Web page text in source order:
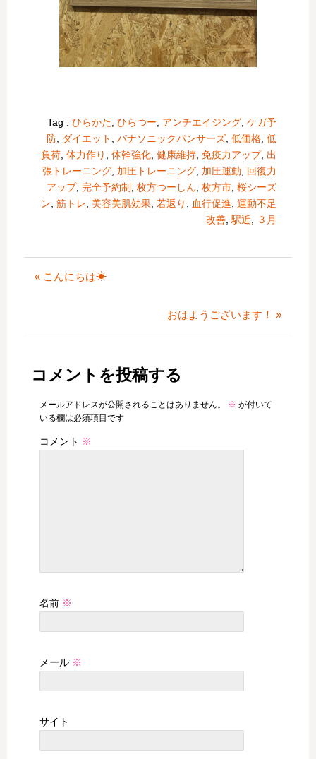
Tag : ひらかた ひらつー アンチエイジング ケガ予
防
ダイエット パナソニックパンサーズ 低価格 低
負荷 体力作り 体幹強化 健康維持 免疫力アップ, 出
張トレーニング 加圧トレーニング 加圧運動
回復力
アップ, 完全予約制 枚方つーしん 枚方市 桜シーズ
ン 筋トレ 美容美肌効果 若返り 血行促進 運動不足
改善 駅近 ３月
« こんにちは☀
おはようございます！ »
コメントを投稿する
メールアドレスが公開されることはありません。 ※ が付いて
いる欄は必須項目です
コメント ※
名前 ※
メール ※
サイト